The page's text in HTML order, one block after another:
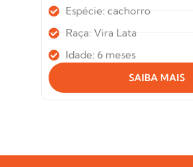
Espécie: cachorro
Raça: Vira Lata
Idade: 6 meses
SAIBA MAIS